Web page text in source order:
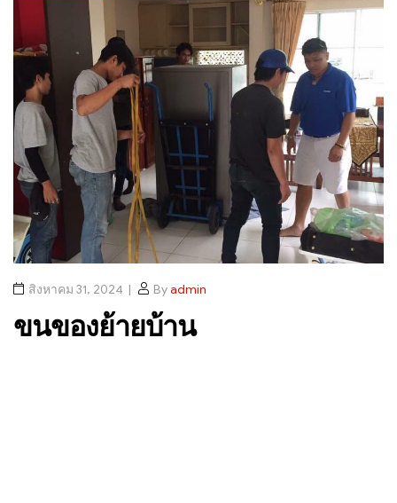
สิงหาคม 31, 2024 Byadmin
ขนของย้ายบ้าน